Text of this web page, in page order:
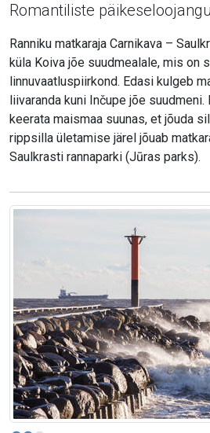
Romantiliste
Ranniku matkaraja Carnikava –
küla Koiva jõe suudmealale, mis on
linnuvaatluspiirkond. Edasi kulgeb
liivaranda kuni Inčupe jõe
keerata maismaa suunas, et jõuda
rippsilla ületamise järel jõuab
Saulkrasti rannaparki (Jūras parks).